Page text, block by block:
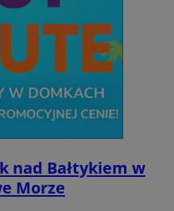
nad Bałtykiem w
Morze